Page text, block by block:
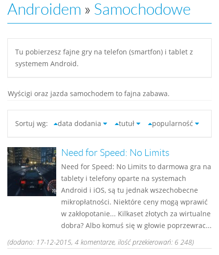
Androidem » Samochodowe
Tu pobierzesz fajne gry na telefon (smartfon) i tablet z
systemem Android.
Wyścigi oraz jazda samochodem to fajna zabawa.
Sortuj wg: data dodania tutuł popularność
Need for Speed: No Limits
Need for Speed: No Limits to darmowa gra na
tablety i telefony oparte na systemach
Android i iOS, są tu jednak wszechobecne
mikropłatności. Niektóre ceny mogą wprawić
w zakłopotanie... Kilkaset złotych za wirtualne
dobra? Albo komuś się w głowie poprzewrac...
(dodano: 17-12-2015, 4 komentarze, ilość przekierowań: 6 248)